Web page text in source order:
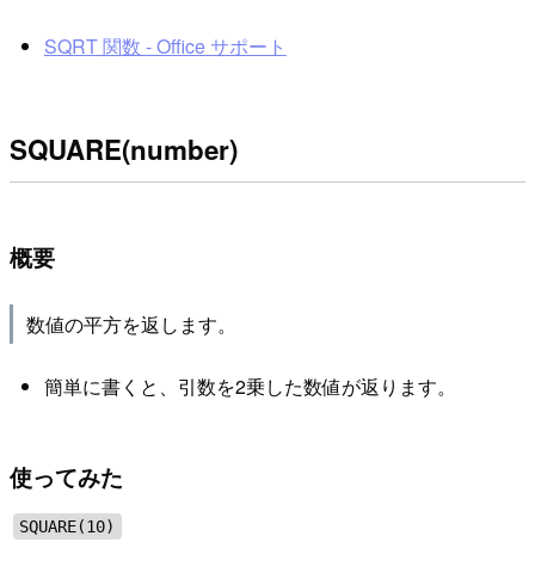
SQRT 関数 - Office サポート
SQUARE(number)
概要
数値の平方を返します。
簡単に書くと、引数を2乗した数値が返ります。
使ってみた
SQUARE(10)